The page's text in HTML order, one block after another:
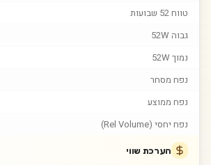
טווח 52 שבועות
גבוה 52W
נמוך 52W
נפח מסחר
נפח ממוצע
נפח יחסי (Rel Volume)
הערכת שווי